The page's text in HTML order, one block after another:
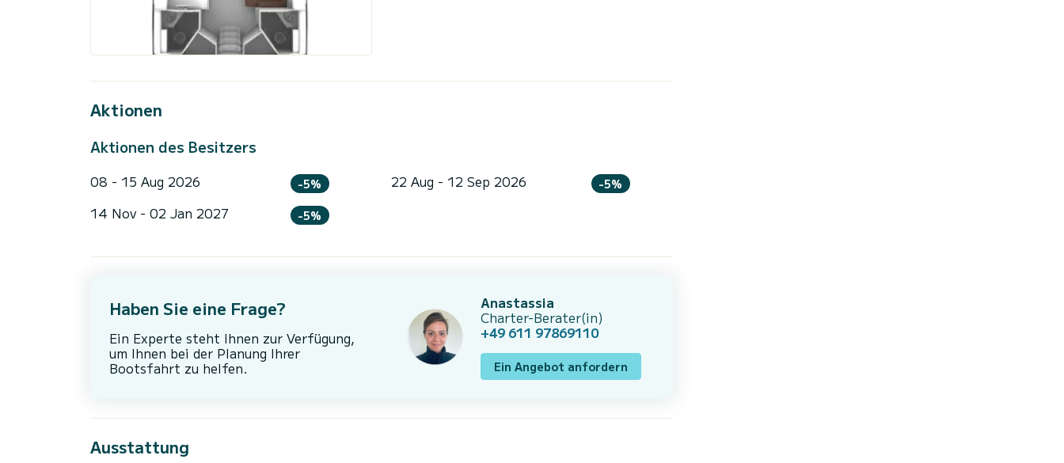
Aktionen
Aktionen des Besitzers
08 - 15 Aug 2026 -5% 22 Aug - 12 Sep 2026 -5%
14 Nov - 02 Jan 2027 -5%
Haben Sie eine Frage?
Ein Experte steht Ihnen zur Verfügung,
um Ihnen bei der Planung Ihrer
Bootsfahrt zu helfen.
Anastassia
Charter-Berater(in)
+49 611 97869110
Ein Angebot anfordern
Ausstattung